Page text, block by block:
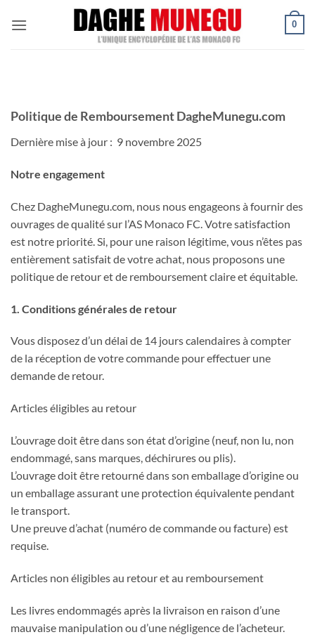
0
Politique de Remboursement DagheMunegu.com
Dernière mise à jour : 9 novembre 2025
Notre engagement
Chez DagheMunegu.com, nous nous engageons à fournir des
ouvrages de qualité sur l’AS Monaco FC. Votre satisfaction
est notre priorité. Si, pour une raison légitime, vous n’êtes pas
entièrement satisfait de votre achat, nous proposons une
politique de retour et de remboursement claire et équitable.
1. Conditions générales de retour
Vous disposez d’un délai de 14 jours calendaires à compter
de la réception de votre commande pour effectuer une
demande de retour.
Articles éligibles au retour
L’ouvrage doit être dans son état d’origine (neuf, non lu, non
endommagé, sans marques, déchirures ou plis).
L’ouvrage doit être retourné dans son emballage d’origine ou
un emballage assurant une protection équivalente pendant
le transport.
Une preuve d’achat (numéro de commande ou facture) est
requise.
Articles non éligibles au retour et au remboursement
Les livres endommagés après la livraison en raison d’une
mauvaise manipulation ou d’une négligence de l’acheteur.